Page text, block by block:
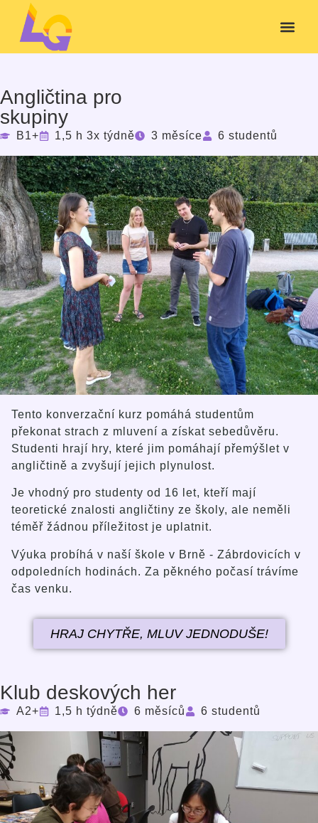
Angličtina pro
skupiny
B1+ 1,5 h 3x týdně 3 měsíce 6 studentů
Tento konverzační kurz pomáhá studentům
překonat strach z mluvení a získat sebedůvěru.
Studenti hrají hry, které jim pomáhají přemýšlet v
angličtině a zvyšují jejich plynulost.
Je vhodný pro studenty od 16 let, kteří mají
teoretické znalosti angličtiny ze školy, ale neměli
téměř žádnou příležitost je uplatnit.
Výuka probíhá v naší škole v Brně - Zábrdovicích v
odpoledních hodinách. Za pěkného počasí trávíme
čas venku.
HRAJ CHYTŘE, MLUV JEDNODUŠE!
Klub deskových her
A2+ 1,5 h týdně 6 měsíců 6 studentů